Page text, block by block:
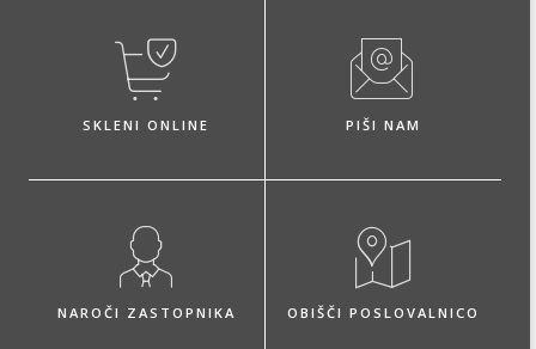
SKLENI ONLINE PIŠI NAM
NAROČI ZASTOPNIKA OBIŠČI POSLOVALNICO